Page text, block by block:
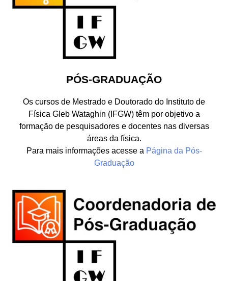
PÓS-GRADUAÇÃO
Os cursos de Mestrado e Doutorado do Instituto de
Física Gleb Wataghin (IFGW) têm por objetivo a
formação de pesquisadores e docentes nas diversas
áreas da física.
Para mais informações acesse a Página da Pós-
Graduação